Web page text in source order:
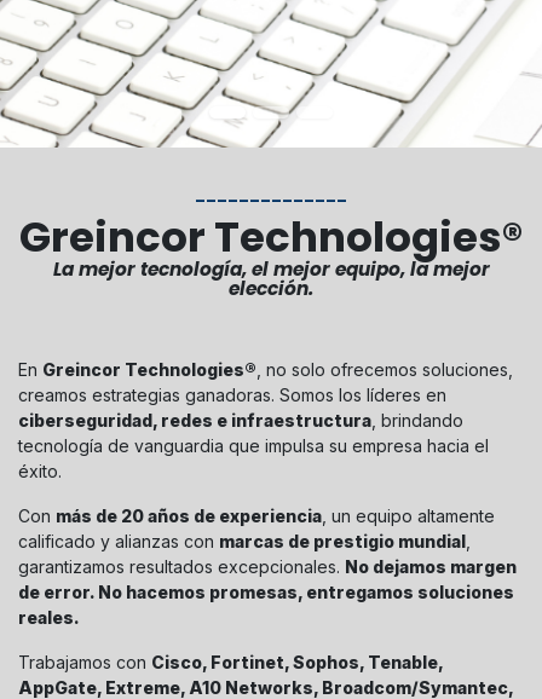
Greincor Technologies®
La mejor tecnología, el mejor equipo, la mejor
elección.
En Greincor Technologies® , no solo ofrecemos soluciones,
creamos estrategias ganadoras. Somos los líderes en
ciberseguridad, redes e infraestructura , brindando
tecnología de vanguardia que impulsa su empresa hacia el
éxito.
Con más de 20 años de experiencia , un equipo altamente
calificado y alianzas con marcas de prestigio mundial
garantizamos resultados excepcionales. No dejamos margen
de error. No hacemos promesas, entregamos soluciones
reales.
Trabajamos con Cisco, Fortinet, Sophos, Tenable,
AppGate, Extreme, A10 Networks, Broadcom/Symantec,